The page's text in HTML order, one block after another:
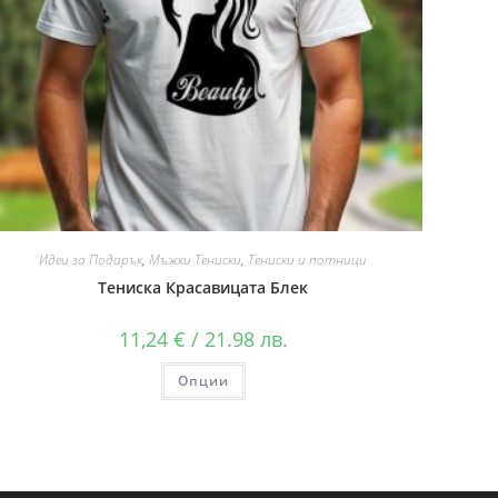
Идеи за Подарък,Мъжки Тениски, Тениски и потници
Тениска Красавицата Блек
11,24 € / 21.98 лв.
Опции